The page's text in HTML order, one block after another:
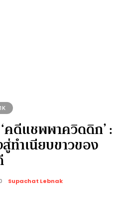
ดีแชพพาควิดดิก’ :
ทำเนียบขาวของ
Supachat Lebnak